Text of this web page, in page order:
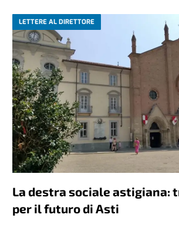
LETTERE AL DIRETTORE
La destra sociale astigiana:
per il futuro di Asti